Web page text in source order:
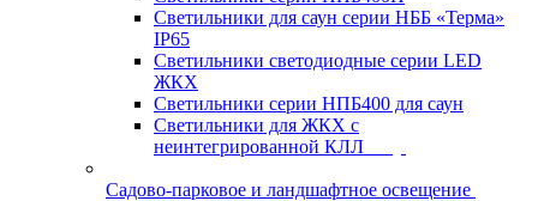
Светильники для саун серии НББ «Терма»
IP65
Светильники светодиодные серии LED
ЖКХ
Светильники серии НПБ400 для саун
Светильники для ЖКХ с
неинтегрированной КЛЛ
Садово-парковое и ландшафтное освещение